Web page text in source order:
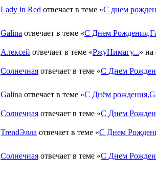
Lady in Red отвечает в теме «С днем
Galina отвечает в теме «С Днем
Алексей отвечает в теме «РжуНимагу...» на
Солнечная отвечает в теме «С Днем
Galina отвечает в теме «С Днём
Солнечная отвечает в теме «С Днем
TrendЭлла отвечает в теме «С Днем
Солнечная отвечает в теме «С Днем